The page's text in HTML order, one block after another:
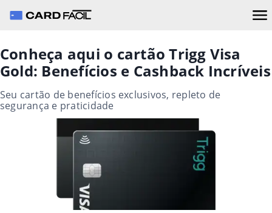
Conheça aqui o cartão Trigg Visa
Gold: Benefícios e Cashback Incríveis
Seu cartão de benefícios exclusivos, repleto de
segurança e praticidade